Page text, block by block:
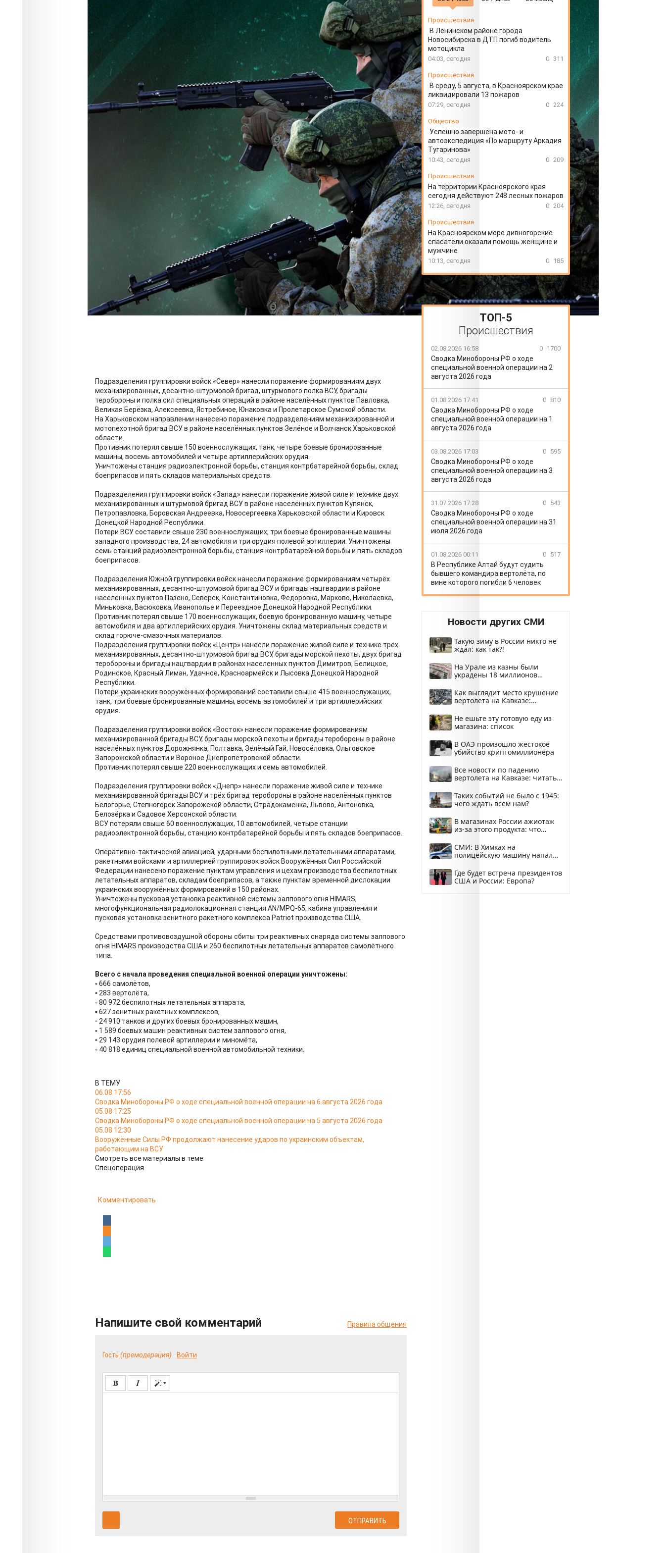
сентября 2025 года
Происшествия
01.09.2025 17:04711
Подразделения группировки войск «Север» нанесли поражение формированиям двух
механизированных, десантно-штурмовой бригад, штурмового полка ВСУ, бригады
теробороны и полка сил специальных операций в районе населённых пунктов Павловка,
Великая Берёзка, Алексеевка, Ястребиное, Юнаковка и Пролетарское Сумской области.
На Харьковском направлении нанесено поражение подразделениям механизированной и
мотопехотной бригад ВСУ в районе населённых пунктов Зелёное и Волчанск Харьковской
области.
Противник потерял свыше 150 военнослужащих, танк, четыре боевые бронированные
машины, восемь автомобилей и четыре артиллерийских орудия.
Уничтожены станция радиоэлектронной борьбы, станция контрбатарейной борьбы, склад
боеприпасов и пять складов материальных средств.
Подразделения группировки войск «Запад» нанесли поражение живой силе и технике двух
механизированных и штурмовой бригад ВСУ в районе населённых пунктов Купянск,
Петропавловка, Боровская Андреевка, Новосергеевка Харьковской области и Кировск
Донецкой Народной Республики.
Потери ВСУ составили свыше 230 военнослужащих, три боевые бронированные машины
западного производства, 24 автомобиля и три орудия полевой артиллерии. Уничтожены
семь станций радиоэлектронной борьбы, станция контрбатарейной борьбы и пять складов
боеприпасов.
Подразделения Южной группировки войск нанесли поражение формированиям четырёх
механизированных, десантно-штурмовой бригад ВСУ и бригады нацгвардии в районе
населённых пунктов Пазено, Северск, Константиновка, Фёдоровка, Марково, Николаевка,
Миньковка, Васюковка, Иванополье и Переездное Донецкой Народной Республики.
Противник потерял свыше 170 военнослужащих, боевую бронированную машину, четыре
автомобиля и два артиллерийских орудия. Уничтожены склад материальных средств и
склад горюче-смазочных материалов.
Подразделения группировки войск «Центр» нанесли поражение живой силе и технике трёх
механизированных, десантно-штурмовой бригад ВСУ, бригады морской пехоты, двух бригад
теробороны и бригады нацгвардии в районах населенных пунктов Димитров, Белицкое,
Родинское, Красный Лиман, Удачное, Красноармейск и Лысовка Донецкой Народной
Республики.
Потери украинских вооружённых формирований составили свыше 415 военнослужащих,
танк, три боевые бронированные машины, восемь автомобилей и три артиллерийских
орудия.
Подразделения группировки войск «Восток» нанесли поражение формированиям
механизированной бригады ВСУ, бригады морской пехоты и бригады теробороны в районе
населённых пунктов Дорожнянка, Полтавка, Зелёный Гай, Новосёловка, Ольговское
Запорожской области и Вороное Днепропетровской области.
Противник потерял свыше 220 военнослужащих и семь автомобилей.
Подразделения группировки войск «Днепр» нанесли поражение живой силе и технике
механизированной бригады ВСУ и трёх бригад теробороны в районе населённых пунктов
Белогорье, Степногорск Запорожской области, Отрадокаменка, Львово, Антоновка,
Белозёрка и Садовое Херсонской области.
ВСУ потеряли свыше 60 военнослужащих, 10 автомобилей, четыре станции
радиоэлектронной борьбы, станцию контрбатарейной борьбы и пять складов боеприпасов.
Оперативно-тактической авиацией, ударными беспилотными летательными аппаратами,
ракетными войсками и артиллерией группировок войск Вооружённых Сил Российской
Федерации нанесено поражение пунктам управления и цехам производства беспилотных
летательных аппаратов, складам боеприпасов, а также пунктам временной дислокации
украинских вооружённых формирований в 150 районах.
Уничтожены пусковая установка реактивной системы залпового огня HIMARS,
многофункциональная радиолокационная станция AN/MPQ-65, кабина управления и
пусковая установка зенитного ракетного комплекса Patriot производства США.
Средствами противовоздушной обороны сбиты три реактивных снаряда системы залпового
огня HIMARS производства США и 260 беспилотных летательных аппаратов самолётного
типа.
Всего с начала проведения специальной военной операции уничтожены:
▫️ 666 самолётов,
▫️ 283 вертолёта,
▫️ 80 972 беспилотных летательных аппарата,
▫️ 627 зенитных ракетных комплексов,
▫️ 24 910 танков и других боевых бронированных машин,
▫️ 1 589 боевых машин реактивных систем залпового огня,
▫️ 29 143 орудия полевой артиллерии и миномёта,
▫️ 40 818 единиц специальной военной автомобильной техники.
В ТЕМУ
06.08 17:56
Сводка Минобороны РФ о ходе специальной военной операции на 6 августа 2026 года
05.08 17:25
Сводка Минобороны РФ о ходе специальной военной операции на 5 августа 2026 года
05.08 12:30
Вооружённые Силы РФ продолжают нанесение ударов по украинским объектам,
работающим на ВСУ
Смотреть все материалы в теме
Спецоперация
Комментировать
Напишите свой комментарий Правила общения
Гость (премодерация) Войти
Происшествия
В Ленинском районе города
Новосибирска в ДТП погиб водитель
мотоцикла
04:03, сегодня 0 311
Происшествия
В среду, 5 августа, в Красноярском крае
ликвидировали 13 пожаров
07:29, сегодня 0 224
Общество
Успешно завершена мото- и
автоэкспедиция «По маршруту Аркадия
Тугаринова»
10:43, сегодня 0 209
Происшествия
На территории Красноярского края
сегодня действуют 248 лесных пожаров
12:26, сегодня 0 204
Происшествия
На Красноярском море дивногорские
спасатели оказали помощь женщине и
мужчине
10:13, сегодня 0 185
ТОП-5
Происшествия
02.08.2026 16:58 0 1700
Сводка Минобороны РФ о ходе
специальной военной операции на 2
августа 2026 года
01.08.2026 17:41 0 810
Сводка Минобороны РФ о ходе
специальной военной операции на 1
августа 2026 года
03.08.2026 17:03 0 595
Сводка Минобороны РФ о ходе
специальной военной операции на 3
августа 2026 года
31.07.2026 17:28 0 543
Сводка Минобороны РФ о ходе
специальной военной операции на 31
июля 2026 года
01.08.2026 00:11 0 517
В Республике Алтай будут судить
бывшего командира вертолёта, по
вине которого погибли 6 человек
Новости других СМИ
Такую зиму в России никто не
ждал: как так?!
На Урале из казны были
украдены 18 миллионов
Как выглядит место крушение
вертолета на Кавказе:
Не ешьте эту готовую еду из
магазина: список
В ОАЭ произошло жестокое
убийство криптомиллионера
Все новости по падению
вертолета на Кавказе: читать
Таких событий не было с 1945:
чего ждать всем нам?
В магазинах России ажиотаж
из-за этого продукта: что
СМИ: В Химках на
полицейскую машину напали
Где будет встреча президентов
США и России: Европа?